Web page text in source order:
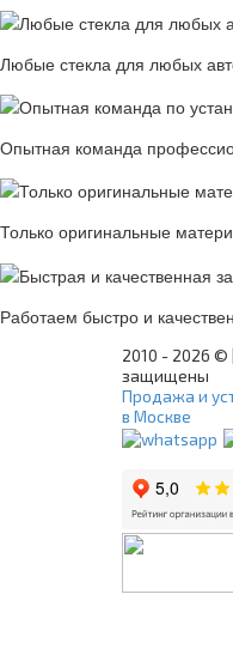
Любые стекла для любых
Опытная команда
Только оригинальные
Работаем быстро и
2010 - 2026 ©
защищены
Продажа и
в Москве